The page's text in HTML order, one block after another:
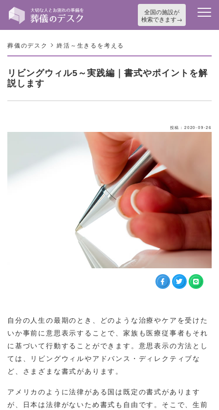
全国の施設が
検索できます
葬儀のデスク >終活～生きるを考える
リビングウィル5～実践編｜書式やポイントを解
説します
投稿：2020-09-26
自分の人生の最期のとき、どのような治療やケアを受けた
いか事前に意思表示することで、家族も医療従事者もそれ
に基づいて行動することができます。意思表示の方法とし
ては、リビングウィルやアドバンス・ディレクティブな
ど、さまざまな書式があります。
アメリカのように法律がある国は既定の書式があります
が、日本は法律がないため書式も自由です。そこで、生前